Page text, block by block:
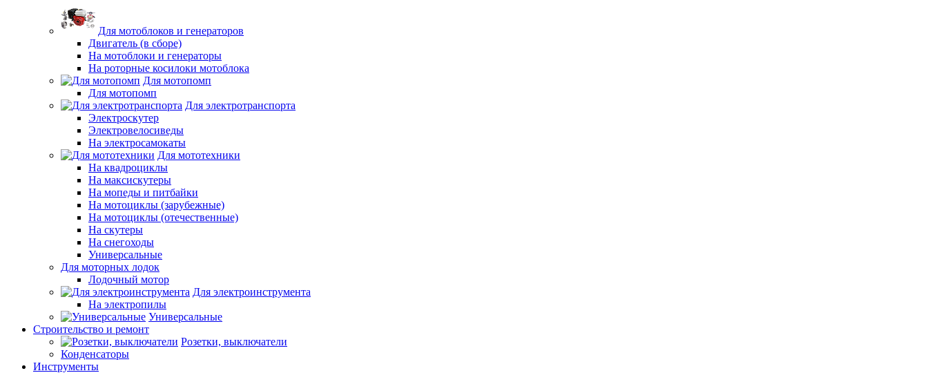
Для мотоблоков и генераторов
Двигатель (в сборе)
На мотоблоки и генераторы
На роторные косилоки мотоблока
Для мотопомп
Для мотопомп
Для электротранспорта
Электроскутер
Электровелосиведы
На электросамокаты
Для мототехники
На квадроциклы
На максискутеры
На мопеды и питбайки
На мотоциклы (зарубежные)
На мотоциклы (отечественные)
На скутеры
На снегоходы
Универсальные
Для моторных лодок
Лодочный мотор
Для электроинструмента
На электропилы
Универсальные
Строительство и ремонт
Розетки, выключатели
Конденсаторы
Инструменты